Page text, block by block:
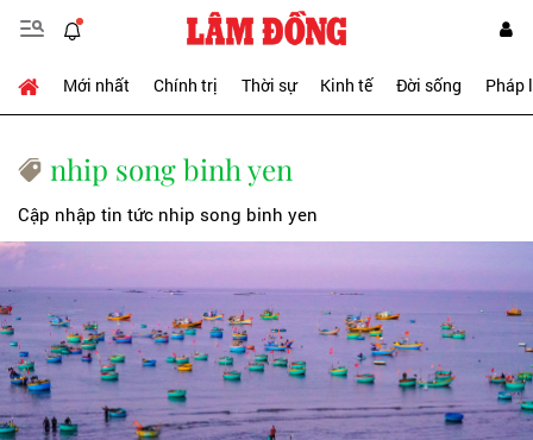
Mới nhất Chính trị Thời sự Kinh tế Đời sống Pháp
nhip song binh yen
Cập nhập tin tức nhip song binh yen